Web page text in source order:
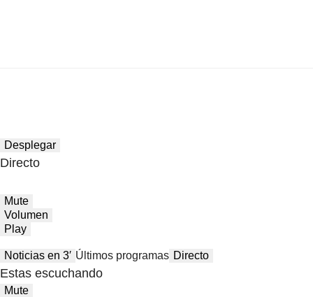
Desplegar
Directo
Mute
Volumen
Play
Noticias en 3′ Últimos programas Directo
Estas escuchando
Mute